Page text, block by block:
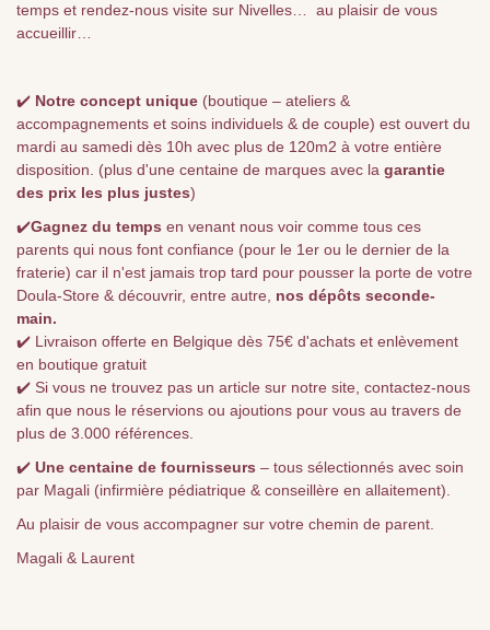
temps et rendez-nous visite sur Nivelles… au plaisir de vous
accueillir…
✔️ Notre concept unique (boutique – ateliers &
accompagnements et soins individuels & de couple) est ouvert du
mardi au samedi dès 10h avec plus de 120m2 à votre entière
disposition. (plus d'une centaine de marques avec la garantie
des prix les plus justes)
✔️Gagnez du temps en venant nous voir comme tous ces
parents qui nous font confiance (pour le 1er ou le dernier de la
fraterie) car il n'est jamais trop tard pour pousser la porte de votre
Doula-Store & découvrir, entre autre, nos dépôts seconde-
main.
✔️ Livraison offerte en Belgique dès 75€ d'achats et enlèvement
en boutique gratuit
✔️ Si vous ne trouvez pas un article sur notre site, contactez-nous
afin que nous le réservions ou ajoutions pour vous au travers de
plus de 3.000 références.
✔️ Une centaine de fournisseurs – tous sélectionnés avec soin
par Magali (infirmière pédiatrique & conseillère en allaitement).
Au plaisir de vous accompagner sur votre chemin de parent.
Magali & Laurent